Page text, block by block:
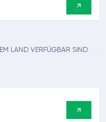
LAND VERFÜGBAR SIND